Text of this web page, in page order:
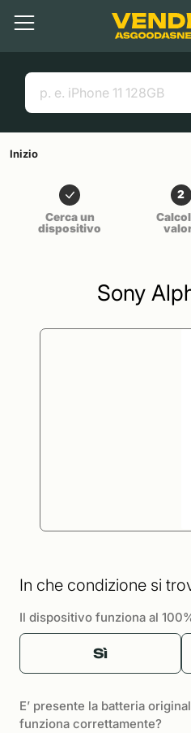
Contenuto principale
Menu
Cerca
Link utili
Inizio
Cerca un
dispositivo
2
Sony
In che condizione si
Il dispositivo funziona al
Sì
E’ presente la batteria
funziona correttamente?